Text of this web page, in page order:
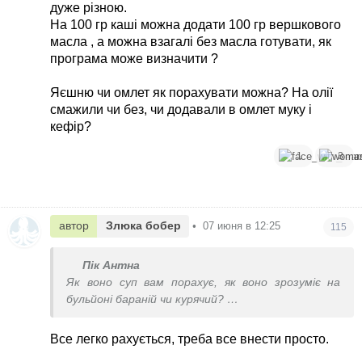
дуже різною.
На 100 гр каші можна додати 100 гр вершкового
масла , а можна взагалі без масла готувати, як
програма може визначити ?
Яєшню чи омлет як порахувати можна? На олії
смажили чи без, чи додавали в омлет муку і
кефір?
1 3
автор Злюка бобер • 07 июня в 12:25 115
Пік Антна
Як воно суп вам порахує, як воно зрозуміє на
бульйоні бараній чи курячий?
Як воно воно порахує вам плов?
Все легко рахується, треба все внести просто.